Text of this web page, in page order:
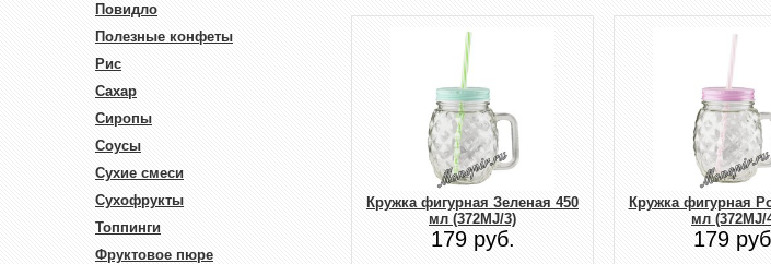
Повидло
Полезные конфеты
Рис
Сахар
Сиропы
Соусы
Сухие смеси
Сухофрукты
Топпинги
Фруктовое пюре
Кружка фигурная Зеленая 450
мл (372MJ/3)
179 руб.
Кружка фигурная
мл (372MJ/
179